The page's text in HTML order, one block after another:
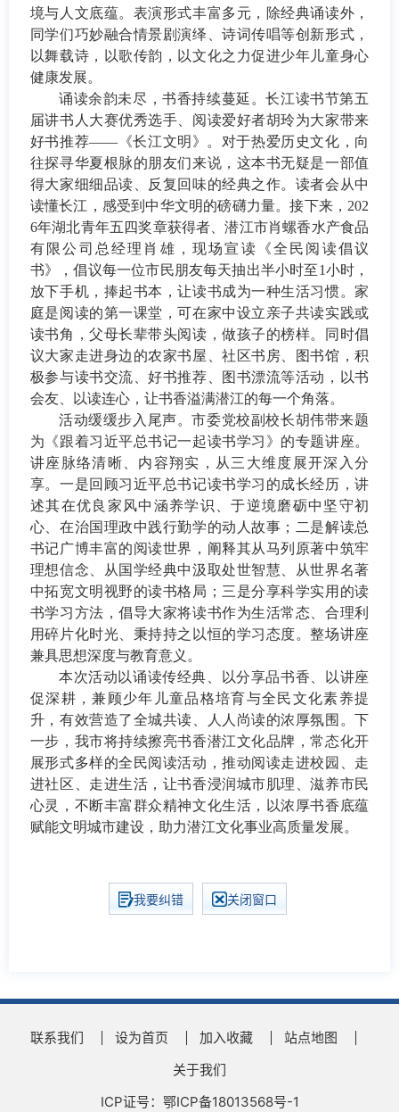
境与人文底蕴。表演形式丰富多元，除经典诵读外，
同学们巧妙融合情景剧演绎、诗词传唱等创新形式，
以舞载诗，以歌传韵，以文化之力促进少年儿童身心
健康发展。
诵读余韵未尽，书香持续蔓延。长江读书节第五
届讲书人大赛优秀选手、阅读爱好者胡玲为大家带来
好书推荐——《长江文明》。对于热爱历史文化，向
往探寻华夏根脉的朋友们来说，这本书无疑是一部值
得大家细细品读、反复回味的经典之作。读者会从中
读懂长江，感受到中华文明的磅礴力量。接下来，202
6年湖北青年五四奖章获得者、潜江市肖螺香水产食品
有限公司总经理肖雄，现场宣读《全民阅读倡议
书》，倡议每一位市民朋友每天抽出半小时至1小时，
放下手机，捧起书本，让读书成为一种生活习惯。家
庭是阅读的第一课堂，可在家中设立亲子共读实践或
读书角，父母长辈带头阅读，做孩子的榜样。同时倡
议大家走进身边的农家书屋、社区书房、图书馆，积
极参与读书交流、好书推荐、图书漂流等活动，以书
会友、以读连心，让书香溢满潜江的每一个角落。
活动缓缓步入尾声。市委党校副校长胡伟带来题
为《跟着习近平总书记一起读书学习》的专题讲座。
讲座脉络清晰、内容翔实，从三大维度展开深入分
享。一是回顾习近平总书记读书学习的成长经历，讲
述其在优良家风中涵养学识、于逆境磨砺中坚守初
心、在治国理政中践行勤学的动人故事；二是解读总
书记广博丰富的阅读世界，阐释其从马列原著中筑牢
理想信念、从国学经典中汲取处世智慧、从世界名著
中拓宽文明视野的读书格局；三是分享科学实用的读
书学习方法，倡导大家将读书作为生活常态、合理利
用碎片化时光、秉持持之以恒的学习态度。整场讲座
兼具思想深度与教育意义。
本次活动以诵读传经典、以分享品书香、以讲座
促深耕，兼顾少年儿童品格培育与全民文化素养提
升，有效营造了全城共读、人人尚读的浓厚氛围。下
一步，我市将持续擦亮书香潜江文化品牌，常态化开
展形式多样的全民阅读活动，推动阅读走进校园、走
进社区、走进生活，让书香浸润城市肌理、滋养市民
心灵，不断丰富群众精神文化生活，以浓厚书香底蕴
赋能文明城市建设，助力潜江文化事业高质量发展。
我要纠错 关闭窗口
联系我们 设为首页 加入收藏
站点地图
关于我们
ICP证号：鄂ICP备18013568号-1